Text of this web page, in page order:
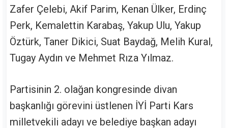
Zafer Çelebi, Akif Parim, Kenan Ülker, Erdinç
Perk, Kemalettin Karabaş, Yakup Ulu, Yakup
Öztürk, Taner Dikici, Suat Baydağ, Melih Kural,
Tugay Aydın ve Mehmet Rıza Yılmaz.
Partisinin 2. olağan kongresinde divan
başkanlığı görevini üstlenen İYİ Parti Kars
milletvekili adayı ve belediye başkan adayı